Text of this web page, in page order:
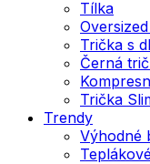
Tílka
Trička s
Černá
Trička
Trendy
Výhodné